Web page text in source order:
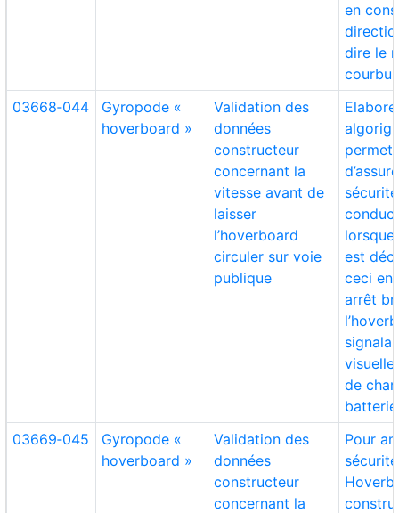
en
dire le
03668‑044
Gyropode «
hoverboard »
Validation des
données
constructeur
concernant la
vitesse avant de
laisser
l’hoverboard
circuler sur voie
publique
est
ceci en
arrêt
de
batterie
03669‑045
Gyropode «
hoverboard »
Validation des
données
constructeur
concernant la
Pour